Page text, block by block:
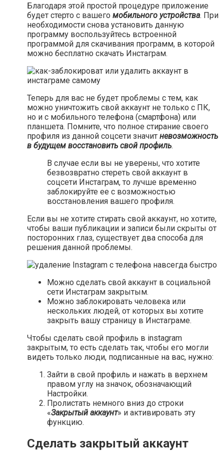
Благодаря этой простой процедуре приложение
будет стерто с вашего мобильного устройства. При
необходимости снова установить данную
программу воспользуйтесь встроенной
программой для скачивания программ, в которой
можно бесплатно скачать Инстаграм.
Теперь для вас не будет проблемы с тем, как
можно уничтожить свой аккаунт не только с ПК,
но и с мобильного телефона (смартфона) или
планшета. Помните, что полное стирание своего
профиля из данной соцсети значит невозможность
в будущем восстановить свой профиль.
В случае если вы не уверены, что хотите
безвозвратно стереть свой аккаунт в
соцсети Инстаграм, то лучше временно
заблокируйте ее с возможностью
восстановления вашего профиля.
Если вы не хотите стирать свой аккаунт, но хотите,
чтобы ваши публикации и записи были скрыты от
посторонних глаз, существует два способа для
решения данной проблемы.
Можно сделать свой аккаунт в социальной
сети Инстаграм закрытым.
Можно заблокировать человека или
нескольких людей, от которых вы хотите
закрыть вашу страницу в Инстаграме.
Чтобы сделать свой профиль в instagram
закрытым, то есть сделать так, чтобы его могли
видеть только люди, подписанные на вас, нужно:
Зайти в свой профиль и нажать в верхнем
правом углу на значок, обозначающий
Настройки.
Пролистать немного вниз до строки
«Закрытый аккаунт» и активировать эту
функцию.
Сделать закрытый аккаунт